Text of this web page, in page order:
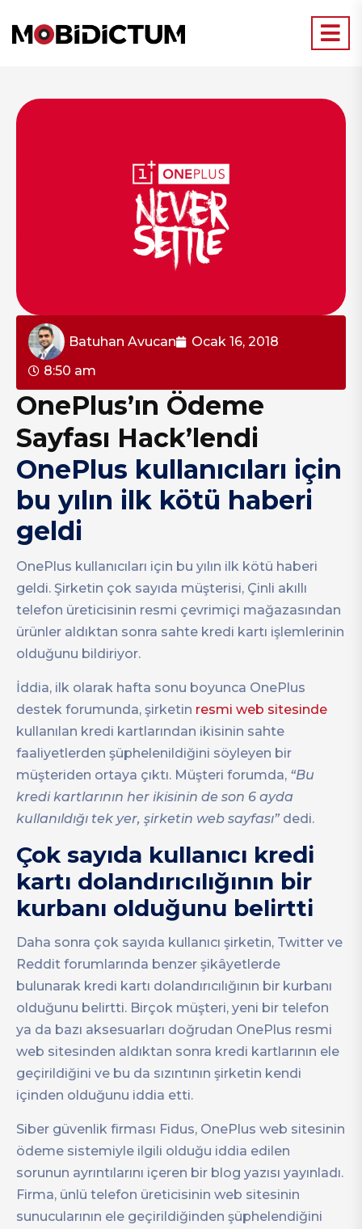
Batuhan Avucan
Ocak 16, 2018
8:50 am
OnePlus’ın Ödeme
Sayfası Hack’lendi
OnePlus kullanıcıları için
bu yılın ilk kötü haberi
geldi
OnePlus kullanıcıları için bu yılın ilk kötü haberi
geldi. Şirketin çok sayıda müşterisi, Çinli akıllı
telefon üreticisinin resmi çevrimiçi mağazasından
ürünler aldıktan sonra sahte kredi kartı işlemlerinin
olduğunu bildiriyor.
İddia, ilk olarak hafta sonu boyunca OnePlus
destek forumunda, şirketin resmi web sitesinde
kullanılan kredi kartlarından ikisinin sahte
faaliyetlerden şüphelenildiğini söyleyen bir
müşteriden ortaya çıktı. Müşteri forumda, “Bu
kredi kartlarının her ikisinin de son 6 ayda
kullanıldığı tek yer, şirketin web sayfası” dedi.
Çok sayıda kullanıcı kredi
kartı dolandırıcılığının bir
kurbanı olduğunu belirtti
Daha sonra çok sayıda kullanıcı şirketin, Twitter ve
Reddit forumlarında benzer şikâyetlerde
bulunarak kredi kartı dolandırıcılığının bir kurbanı
olduğunu belirtti. Birçok müşteri, yeni bir telefon
ya da bazı aksesuarları doğrudan OnePlus resmi
web sitesinden aldıktan sonra kredi kartlarının ele
geçirildiğini ve bu da sızıntının şirketin kendi
içinden olduğunu iddia etti.
Siber güvenlik firması Fidus, OnePlus web sitesinin
ödeme sistemiyle ilgili olduğu iddia edilen
sorunun ayrıntılarını içeren bir blog yazısı yayınladı.
Firma, ünlü telefon üreticisinin web sitesinin
sunucularının ele geçirildiğinden şüphelendiğini